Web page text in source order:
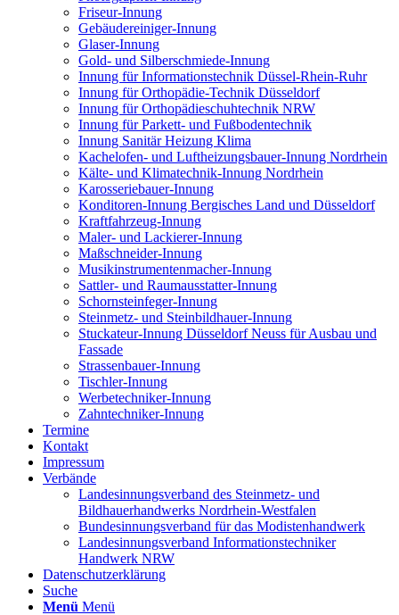
Friseur-Innung
Gebäudereiniger-Innung
Glaser-Innung
Gold- und Silberschmiede-Innung
Innung für Informationstechnik Düssel-Rhein-Ruhr
Innung für Orthopädie-Technik Düsseldorf
Innung für Orthopädieschuhtechnik NRW
Innung für Parkett- und Fußbodentechnik
Innung Sanitär Heizung Klima
Kachelofen- und Luftheizungsbauer-Innung Nordrhein
Kälte- und Klimatechnik-Innung Nordrhein
Karosseriebauer-Innung
Konditoren-Innung Bergisches Land und Düsseldorf
Kraftfahrzeug-Innung
Maler- und Lackierer-Innung
Maßschneider-Innung
Musikinstrumentenmacher-Innung
Sattler- und Raumausstatter-Innung
Schornsteinfeger-Innung
Steinmetz- und Steinbildhauer-Innung
Stuckateur-Innung Düsseldorf Neuss für Ausbau und
Fassade
Strassenbauer-Innung
Tischler-Innung
Werbetechniker-Innung
Zahntechniker-Innung
Termine
Kontakt
Impressum
Verbände
Landesinnungsverband des Steinmetz- und
Bildhauerhandwerks Nordrhein-Westfalen
Bundesinnungsverband für das Modistenhandwerk
Landesinnungsverband Informationstechniker
Handwerk NRW
Datenschutzerklärung
Suche
Menü Menü